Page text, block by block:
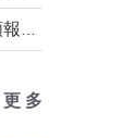
更 多